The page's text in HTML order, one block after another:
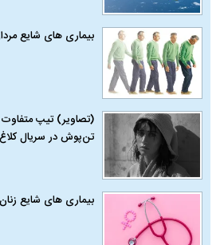
بیماری‌ های شایع
(تصاویر) تیپ متفاوت
تن‌پوش در سریال کلاغ
بیماری‌ های شایع زنان